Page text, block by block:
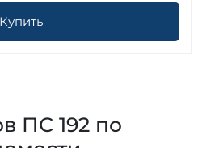
Купить
ПС 192 по